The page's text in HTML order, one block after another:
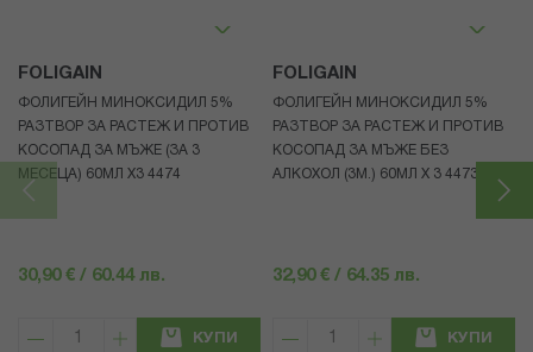
FOLIGAIN
ФОЛИГЕЙН МИНОКСИДИЛ 5%
РАЗТВОР ЗА РАСТЕЖ И ПРОТИВ
КОСОПАД ЗА МЪЖЕ (ЗА 3
МЕСЕЦА) 60МЛ X3 4474
30,90 € / 60.44 лв.
КУПИ
FOLIGAIN
ФОЛИГЕЙН МИНОКСИДИЛ 5%
РАЗТВОР ЗА РАСТЕЖ И ПРОТИВ
КОСОПАД ЗА МЪЖЕ БЕЗ
АЛКОХОЛ (3М.) 60МЛ X 3 4473
32,90 € / 64.35 лв.
КУПИ